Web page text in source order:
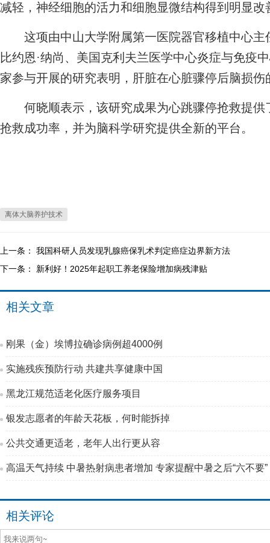
减轻，神经细胞的活力和细胞显微结构得到明显
这项由中山大学附属第一医院器官移植中心主
比约恩·纳尚、美国克利夫兰医学中心炎症与免疫
家参与开展的研究表明，肝脏在心脏骤停后脑损
何晓顺表示，该研究成果为心跳骤停抢救提供
抢救成功率，并为脑科学研究提供全新的平台。
离体大脑养护技术
上一条： 我国科研人员发现乳腺癌保乳术判定癌症边界新方法
下一条： 新利好！2025年起职工养老保险增加病残津贴
相关文章
刚果（金）埃博拉确诊病例超4000例
实施残疾预防行动 共建共享健康中国
黑龙江规范适老化医疗服务项目
银发志愿者的年龄天花板，何时能拆掉
公共交通更适老，老年人出行更从容
高温天气持续 中暑热射病患者增加 专家提醒中暑之后“六不要”
相关评论